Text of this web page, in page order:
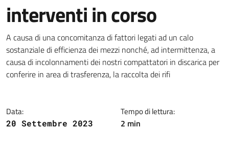
interventi in corso
Dettagli della notizia
A causa di una concomitanza di fattori legati ad un calo
sostanziale di efficienza dei mezzi nonché, ad intermittenza, a
causa di incolonnamenti dei nostri compattatori in discarica per
conferire in area di trasferenza, la raccolta dei rifi
Data:
20 Settembre 2023
Tempo di lettura:
2 min